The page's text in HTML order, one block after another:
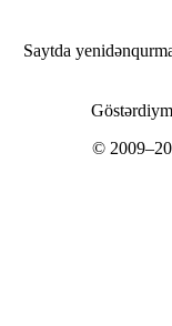
Saytda
©